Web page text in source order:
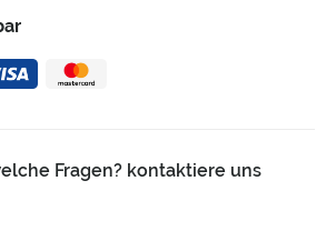
Fragen? kontaktiere uns